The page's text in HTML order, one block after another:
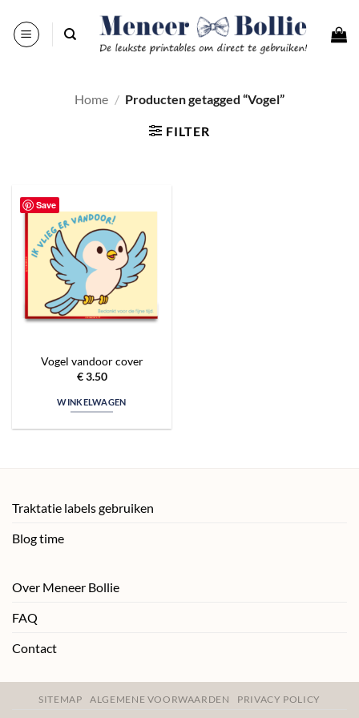
naar
inhoud
Home / Producten getagged “Vogel”
FILTER
Save
Vogel vandoor cover
€3.50
WINKELWAGEN
Traktatie labels gebruiken
Blog time
Over Meneer Bollie
FAQ
Contact
SITEMAP ALGEMENE VOORWAARDEN PRIVACY POLICY